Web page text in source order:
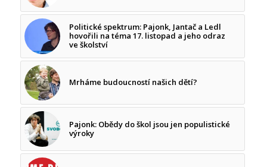
Politické spektrum: Pajonk, Jantač a Ledl
hovořili na téma 17. listopad a jeho odraz
ve školství
Mrháme budoucností našich dětí?
Pajonk: Obědy do škol jsou jen populistické
výroky